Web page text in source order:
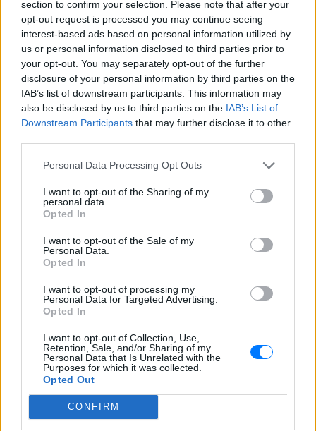
section to confirm your selection. Please note that after your
opt-out request is processed you may continue seeing
interest-based ads based on personal information utilized by
us or personal information disclosed to third parties prior to
your opt-out. You may separately opt-out of the further
disclosure of your personal information by third parties on the
IAB’s list of downstream participants. This information may
also be disclosed by us to third parties on the IAB’s List of
Downstream Participants that may further disclose it to other
Personal Data Processing Opt Outs
I want to opt-out of the Sharing of my
personal data.
Opted In
I want to opt-out of the Sale of my
Personal Data.
Opted In
I want to opt-out of processing my
Personal Data for Targeted Advertising.
Opted In
I want to opt-out of Collection, Use,
Retention, Sale, and/or Sharing of my
Personal Data that Is Unrelated with the
Purposes for which it was collected.
Opted Out
CONFIRM
βίντεο της μεθυσμένης οδηγού
που σκότωσε νύφη ώρες μετά
τον γάμο της
ΣΉΜΕΡΑ
Η Jamie Lee Komoroski, με αλκοόλ
τριπλάσιο του νόμιμου ορίου, έπεσε
πάνω στο golf cart των νεόνυμφων στο
Folly Beach - τώρα νέο υλικό από το
αστυνομικό τμήμα αποκαλύπτει τη
συμπεριφορά της λίγο μετά τη μοιραία
Τροχαίο στις Σέρρες: «Έχασα τη
γυναίκα και το παιδί μου, τα
έχασα όλα» ‑ Ο πόνος του
πατέρα
Μητέρα 43 ετών και ο 21χρονος γιος της
σκοτώθηκαν σε μετωπική σύγκρουση με
Καταδίωξη στο κέντρο της
Θεσσαλονίκης: Έσπασαν το
μ@@@», του φώναζαν
ΣΉΜΕΡΑ
καρφώθηκε πάνω σε κολονάκια.